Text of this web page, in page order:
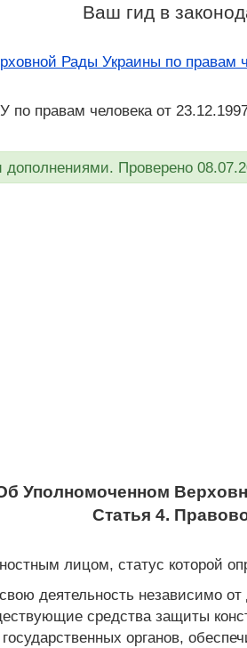
Ваш гид в
Рады Украины по правам
правам человека от
Проверено
Уполномоченном
Статья 4.
лицом, статус которой
деятельность независимо
средства защиты
органов,